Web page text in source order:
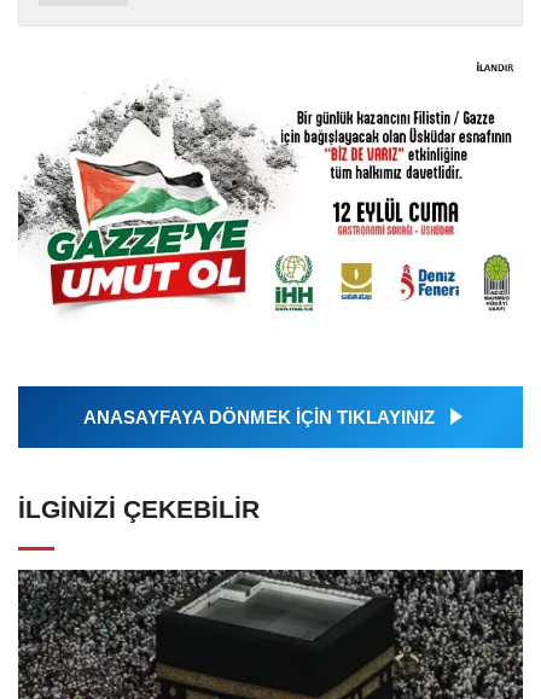
ANASAYFAYA DÖNMEK İÇİN TIKLAYINIZ
İLGINIZI ÇEKEBILIR